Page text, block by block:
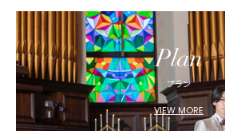
Plan
プラン
VIEW MORE